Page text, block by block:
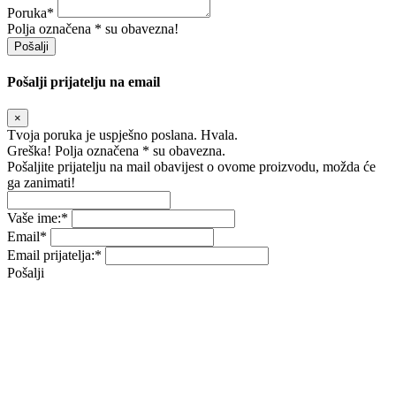
Poruka*
Polja označena * su obavezna!
Pošalji
Pošalji prijatelju na email
×
Tvoja poruka je uspješno poslana. Hvala.
Greška! Polja označena * su obavezna.
Pošaljite prijatelju na mail obavijest o ovome proizvodu, možda će
ga zanimati!
Vaše ime:*
Email*
Email prijatelja:*
Pošalji